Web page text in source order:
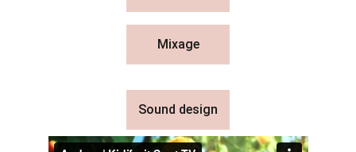
Mixage
Sound design